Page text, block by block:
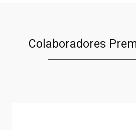
Colaboradores